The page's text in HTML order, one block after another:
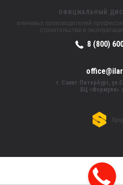
ОФИЦИАЛЬНЫЙ
ключевых производителей
строительства и
8 (800)
г. Санкт-Петербург,
БЦ «Формула».